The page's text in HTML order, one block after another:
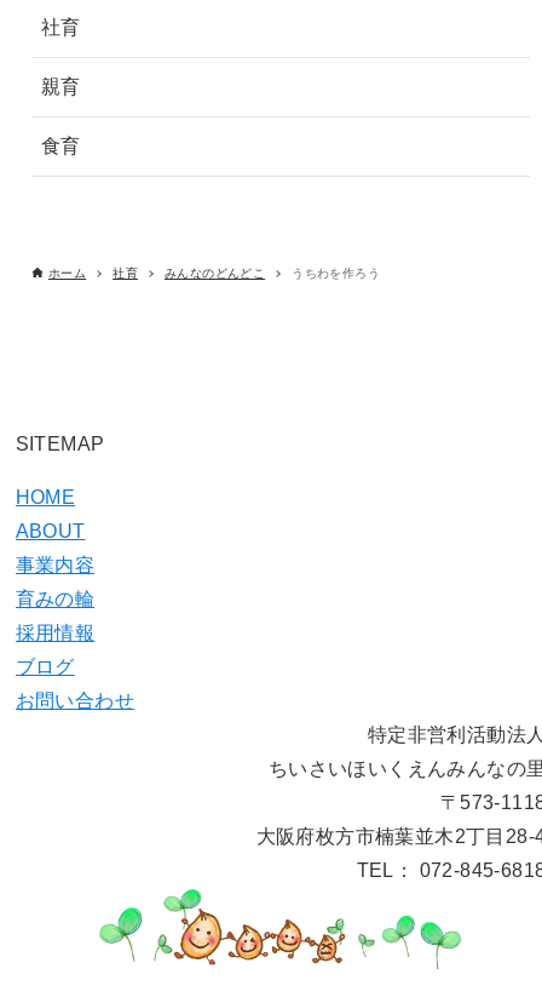
社育
親育
食育
ホーム 社育 みんなのどんどこ うちわを作ろう
SITEMAP
HOME
ABOUT
事業内容
育みの輪
採用情報
ブログ
お問い合わせ
特定非営利活動法
ちいさいほいくえんみんなの
〒573-
大阪府枚方市楠葉並木2丁目28-
TEL： 072-845-